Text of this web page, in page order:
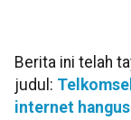
Berita ini telah
judul:
internet